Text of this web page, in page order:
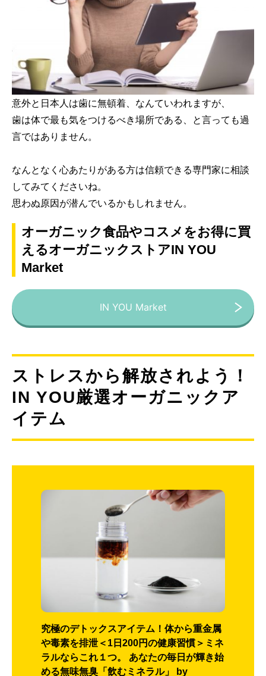
意外と日本人は歯に無頓着、なんていわれますが、
歯は体で最も気をつけるべき場所である、と言っても過
言ではありません。
なんとなく心あたりがある方は信頼できる専門家に相談
してみてくださいね。
思わぬ原因が潜んでいるかもしれません。
オーガニック食品やコスメをお得に買
えるオーガニックストアIN YOU
Market
IN YOU Market
ストレスから解放されよう！
IN YOU厳選オーガニックア
イテム
究極のデトックスアイテム！体から重金属
や毒素を排泄＜1日200円の健康習慣＞ミネ
ラルならこれ１つ。 あなたの毎日が輝き始
める無味無臭「飲むミネラル」 by